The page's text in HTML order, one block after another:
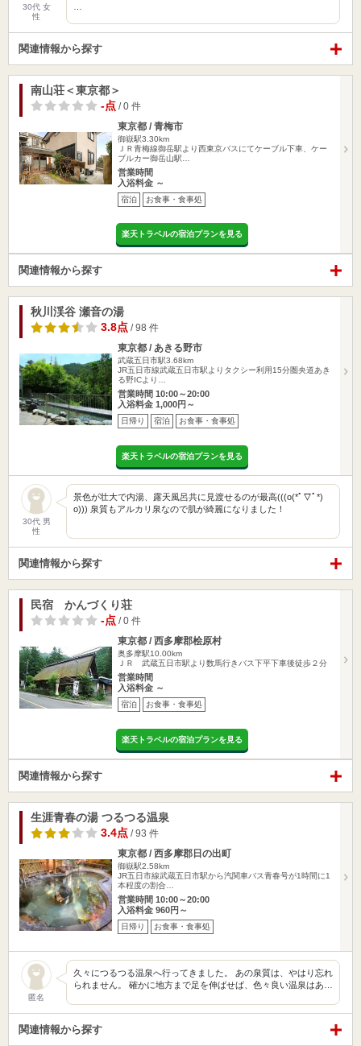
30代 女
性
関連情報から探す
南山荘＜東京都＞
-点 / 0 件
東京都 / 青梅市
御嶽駅3.30km
ＪＲ青梅線御岳駅より西東京バスにてケーブル下車、ケー
ブルカー御岳山駅…
営業時間
入浴料金 ～
宿泊 お食事・食事処
楽天トラベルの宿泊プランを見る
関連情報から探す
秋川渓谷 瀬音の湯
3.8点 / 98 件
東京都 / あきる野市
武蔵五日市駅3.68km
JR五日市線武蔵五日市駅よりタクシー利用15分圏央道あき
る野ICより…
営業時間 10:00～20:00
入浴料金 1,000円～
日帰り 宿泊 お食事・食事処
楽天トラベルの宿泊プランを見る
30代 男
性
景色が壮大で内湯、露天風呂共に見渡せるのが最高(((o(*ﾟ▽ﾟ*)
o))) 泉質もアルカリ泉なので肌が綺麗になりました！
関連情報から探す
民宿 かんづくり荘
-点 / 0 件
東京都 / 西多摩郡桧原村
奥多摩駅10.00km
ＪＲ 武蔵五日市駅より数馬行きバス下平下車後徒歩２分
営業時間
入浴料金 ～
宿泊 お食事・食事処
楽天トラベルの宿泊プランを見る
関連情報から探す
生涯青春の湯 つるつる温泉
3.4点 / 93 件
東京都 / 西多摩郡日の出町
御嶽駅2.58km
JR五日市線武蔵五日市駅から汽関車バス青春号が1時間に1
本程度の割合…
営業時間 10:00～20:00
入浴料金 960円～
日帰り お食事・食事処
匿名
久々につるつる温泉へ行ってきました。 あの泉質は、やはり忘れ
られません。 確かに地方まで足を伸ばせば、色々良い温泉はあ…
関連情報から探す